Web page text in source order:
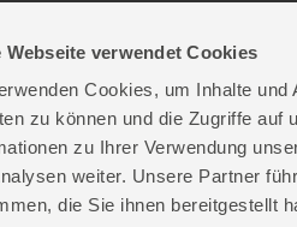
Webseite verwendet Cookies
Cookies, um Inhalte
zu können und die Zugriffe auf
zu Ihrer Verwendung
weiter. Unsere Partner
die Sie ihnen bereitgestellt
KG